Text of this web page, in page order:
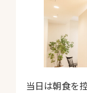
当日は朝食を